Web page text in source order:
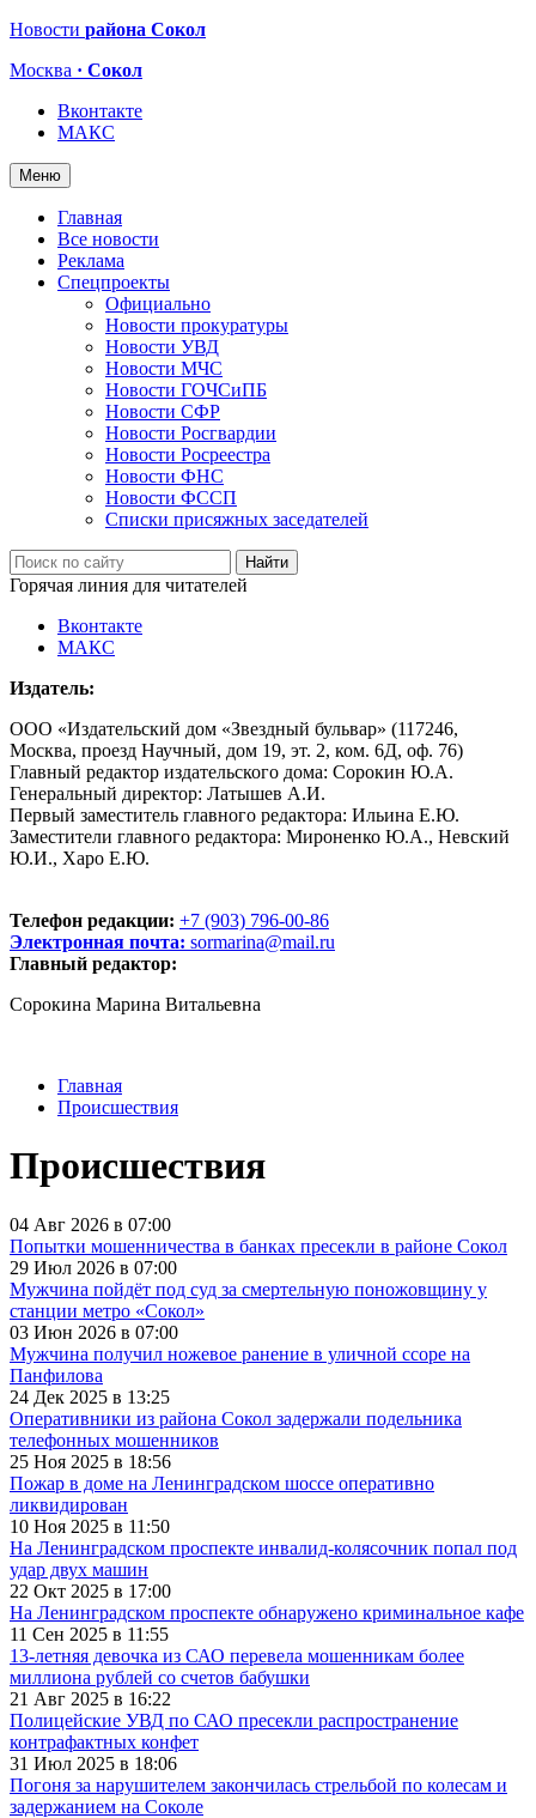
Новости района Сокол
Москва · Сокол
Вконтакте
МАКС
Меню
Главная
Все новости
Реклама
Спецпроекты
Официально
Новости прокуратуры
Новости УВД
Новости МЧС
Новости ГОЧСиПБ
Новости СФР
Новости Росгвардии
Новости Росреестра
Новости ФНС
Новости ФССП
Списки присяжных заседателей
Горячая линия для читателей
Вконтакте
МАКС
Издатель:
ООО «Издательский дом «Звездный бульвар» (117246,
Москва, проезд Научный, дом 19, эт. 2, ком. 6Д, оф. 76)
Главный редактор издательского дома: Сорокин Ю.А.
Генеральный директор: Латышев А.И.
Первый заместитель главного редактора: Ильина Е.Ю.
Заместители главного редактора: Мироненко Ю.А., Невский
Ю.И., Харо Е.Ю.
Телефон редакции: +7 (903) 796-00-86
Электронная почта: sormarina@mail.ru
Главный редактор:
Сорокина Марина Витальевна
Главная
Происшествия
Происшествия
04 Авг 2026 в 07:00
Попытки мошенничества в банках пресекли в районе Сокол
29 Июл 2026 в 07:00
Мужчина пойдёт под суд за смертельную поножовщину у
станции метро «Сокол»
03 Июн 2026 в 07:00
Мужчина получил ножевое ранение в уличной ссоре на
Панфилова
24 Дек 2025 в 13:25
Оперативники из района Сокол задержали подельника
телефонных мошенников
25 Ноя 2025 в 18:56
Пожар в доме на Ленинградском шоссе оперативно
ликвидирован
10 Ноя 2025 в 11:50
На Ленинградском проспекте инвалид-колясочник попал под
удар двух машин
22 Окт 2025 в 17:00
На Ленинградском проспекте обнаружено криминальное кафе
11 Сен 2025 в 11:55
13-летняя девочка из САО перевела мошенникам более
миллиона рублей со счетов бабушки
21 Авг 2025 в 16:22
Полицейские УВД по САО пресекли распространение
контрафактных конфет
31 Июл 2025 в 18:06
Погоня за нарушителем закончилась стрельбой по колесам и
задержанием на Соколе